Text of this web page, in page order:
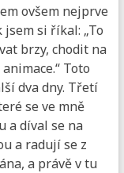
ovšem nejprve
si říkal: „To
brzy, chodit na
Toto
dva dny. Třetí
se ve mně
a díval se na
a radují se z
a právě v tu